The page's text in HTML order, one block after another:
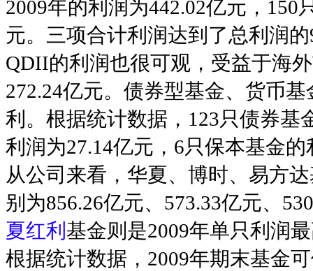
2009年的利润为442.02亿元，150
元。三项合计利润达到了总利润的
QDII的利润也很可观，受益于海
272.24亿元。债券型基金、货币
利。根据统计数据，123只债券基
利润为27.14亿元，6只保本基金
从公司来看，华夏、博时、易方
别为856.26亿元、573.33亿元、
夏红利 基金则是2009年单只利润
根据统计数据，2009年期末基金